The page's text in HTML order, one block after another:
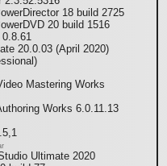
18 build 2725
20 build 1516
0.8.61
20.0.03 (April 2020)
Mastering Works
Works 6.0.11.13
Ultimate 2020